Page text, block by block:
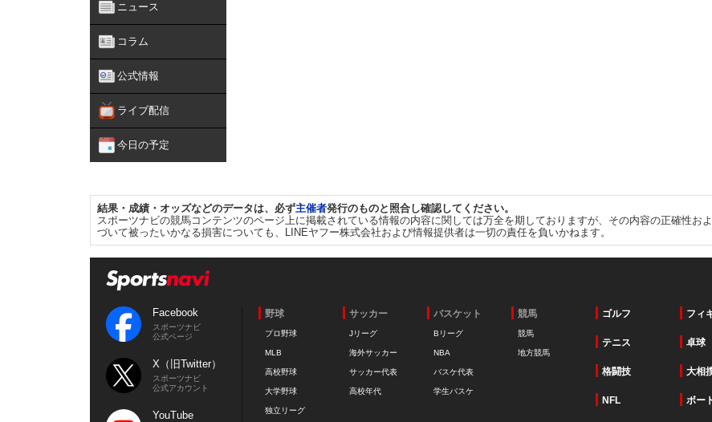
ニュース
コラム
公式情報
ライブ配信
今日の予定
結果・成績・オッズなどのデータは、必ず主催者発行のものと照合し確認してください。
スポーツナビの競馬コンテンツのページ上に掲載されている情報の内容に関しては万全を期しておりますが、その内容の正確性お
づいて被ったいかなる損害についても、LINEヤフー株式会社および情報提供者は一切の責任を負いかねます。
Facebook
スポーツナビ
公式ページ
X（旧Twitter）
スポーツナビ
公式アカウント
YouTube
野球
プロ野球
MLB
高校野球
大学野球
独立リーグ
サッカー
Jリーグ
海外サッカー
サッカー代表
高校年代
バスケット
Bリーグ
NBA
バスケ代表
学生バスケ
競馬
競馬
地方競馬
ゴルフ フィ
テニス 卓球
格闘技 大相
NFL ボー